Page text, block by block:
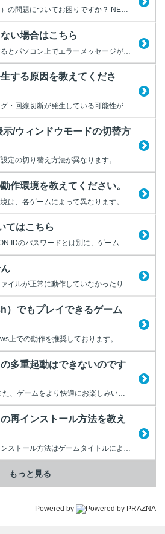
どのようなID（アカウント）の問題についてお困りですか？ NEXON IDやゲームIDなど、お使いになるIDの種別ごとにお困りの問題を解消するためのFAQをご案内します。 どのIDについて問題が発生しているか、以下より選択してください。
い場合はこちら
する原因を教えてくださ
以下に該当する場合は、ラグ・回線切断が発生している可能性があります。 ＜ラグ・回線切断例＞ ・ゲームの動作が重く感じる ・ゲームプレイ時にずれや遅れを感じる ・ゲームから不意に切断される ゲームプレイ中は、お客様のパソコンとゲームサーバー間で頻繁にデータのやりとりを行います。 インターネットを経由しての接続となるため、通信異常を感じやすい状況です。 なお、通...
/ウィンドウモードの切替方
ゲームタイトルごとに画面設定の切り替え方法が異なります。 お使いのゲームタイトルをご選択ください。
作環境を教えてください。
てはこちら
2次パスワードとは、NEXON IDのパスワードとは別に、ゲームタイトルごとに、もう一つ設定いただく専用のパスワードです。 2次パスワード関連FAQについては、下記より確認したいゲームタイトルをご選択ください。 ※2次パスワードが存在しないゲームタイトルもあります。
パッチを適用するためのファイルが正常に動作していなかったり、回線が混雑していると、オートパッチが正常に適用されないことがあります。 正常にパッチが適用されない場合は、以下の5項目をご確認ください。 ・起動中のアプリケーションの終了 ほかのアプリケーション画面を開いている場合、それらをすべて閉じてください。 ・ハードディスクの空き容量 ご利用のパソコンのハードディスクに十分な...
）でもプレイできるゲーム
多重起動はできないのです
多重起動はできません。 また、ゲームをより快適にお楽しみいただくためには、 NEXON GAMESのクライアントソフトとその他のアプリケーションソフトとの 同時起動はお勧めできません。
再インストール方法を教え
もっと見る
Powered by